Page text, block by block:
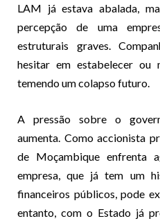
LAM já estava abalada,
percepção de uma
estruturais graves.
hesitar em estabelecer ou
temendo um colapso futuro.
A pressão sobre o
aumenta. Como accionista
de Moçambique enfrenta
empresa, que já tem um
financeiros públicos, pode
entanto, com o Estado já